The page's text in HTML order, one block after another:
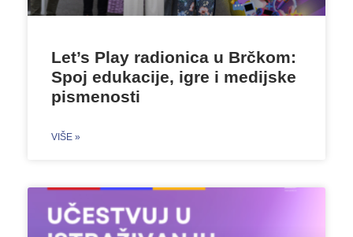
Let’s Play radionica u Brčkom:
Spoj edukacije, igre i medijske
pismenosti
VIŠE »